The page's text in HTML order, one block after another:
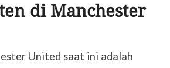
di Manchester
United saat ini adalah